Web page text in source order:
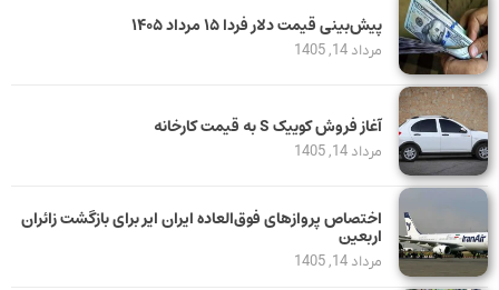
پیش‌بینی قیمت دلار فردا ۱۵ مرداد ۱۴۰۵
مرداد 14, 1405
آغاز فروش کوییک S به قیمت کارخانه
مرداد 14, 1405
اختصاص پروازهای فوق‌العاده ایران ایر برای بازگشت زائران
اربعین
مرداد 14, 1405